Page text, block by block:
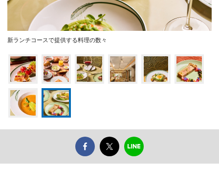
新ランチコースで提供する料理の数々